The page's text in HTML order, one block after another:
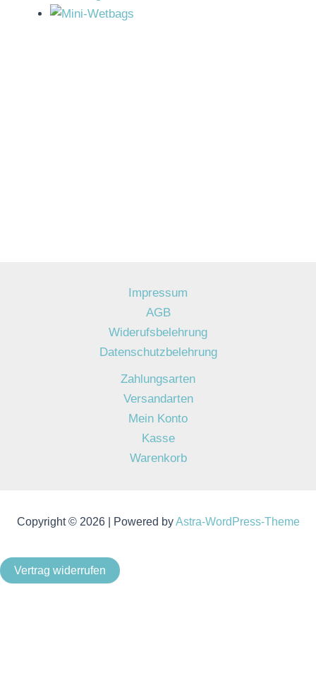
Impressum
AGB
Widerufsbelehrung
Datenschutzbelehrung
Zahlungsarten
Versandarten
Mein Konto
Kasse
Warenkorb
Copyright © 2026 | Powered byAstra-WordPress-Theme
Vertrag widerrufen